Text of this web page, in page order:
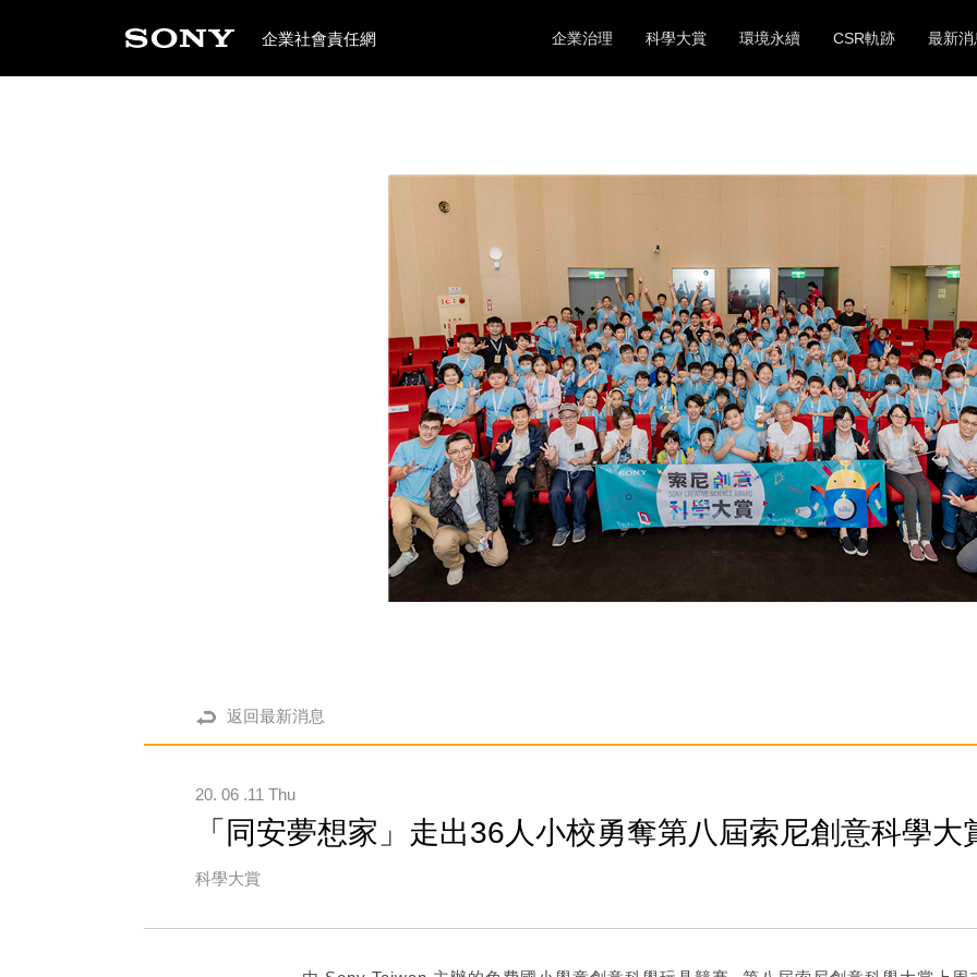
企業社會責任網 企業治理 科學大賞 環境永續 CSR軌跡 最新消
返回最新消息
20. 06 .11 Thu
「同安夢想家」走出36人小校勇奪第八屆索尼創意科學大
科學大賞